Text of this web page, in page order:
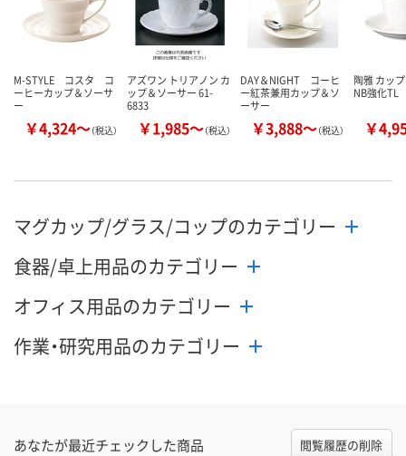
M-STYLE コスタ コ
ーヒーカップ＆ソーサ
ー
￥4,324～（税込）
アズワン トリアノン カ
ップ＆ソーサー 61-
6833
￥1,985～（税込）
DAY＆NIGHT コーヒ
ー紅茶兼用カップ＆ソ
ーサー
￥3,888～（税込）
陶雅 カッ
NB強化TL
￥
マグカップ/グラス/コップのカテゴリー
食器/卓上用品のカテゴリー
オフィス用品のカテゴリー
作業・研究用品のカテゴリー
あなたが最近チェックした商品 閲覧履歴の削除